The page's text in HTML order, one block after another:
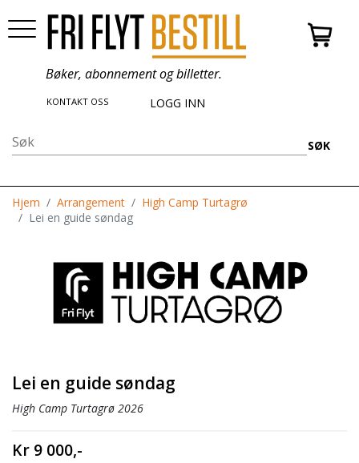
Bøker, abonnement og billetter.
KONTAKT OSS LOGG INN
SØK
Hjem Arrangement
High Camp Turtagrø
Lei en guide søndag
Lei en guide søndag
High Camp Turtagrø 2026
Kr 9 000,-